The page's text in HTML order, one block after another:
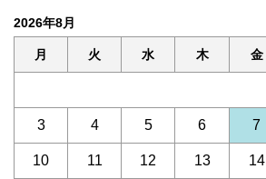
2026年8月
月 火 水 木 金
3 4 5 6 7
10 11 12 13 14